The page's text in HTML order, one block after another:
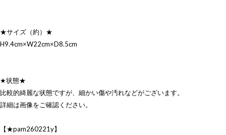
★サイズ（約）★
H9.4cm×W22cm×D8.5cm
★状態★
比較的綺麗な状態ですが、細かい傷や汚れなどがございます。
詳細は画像をご確認ください。
【★pam260221y】